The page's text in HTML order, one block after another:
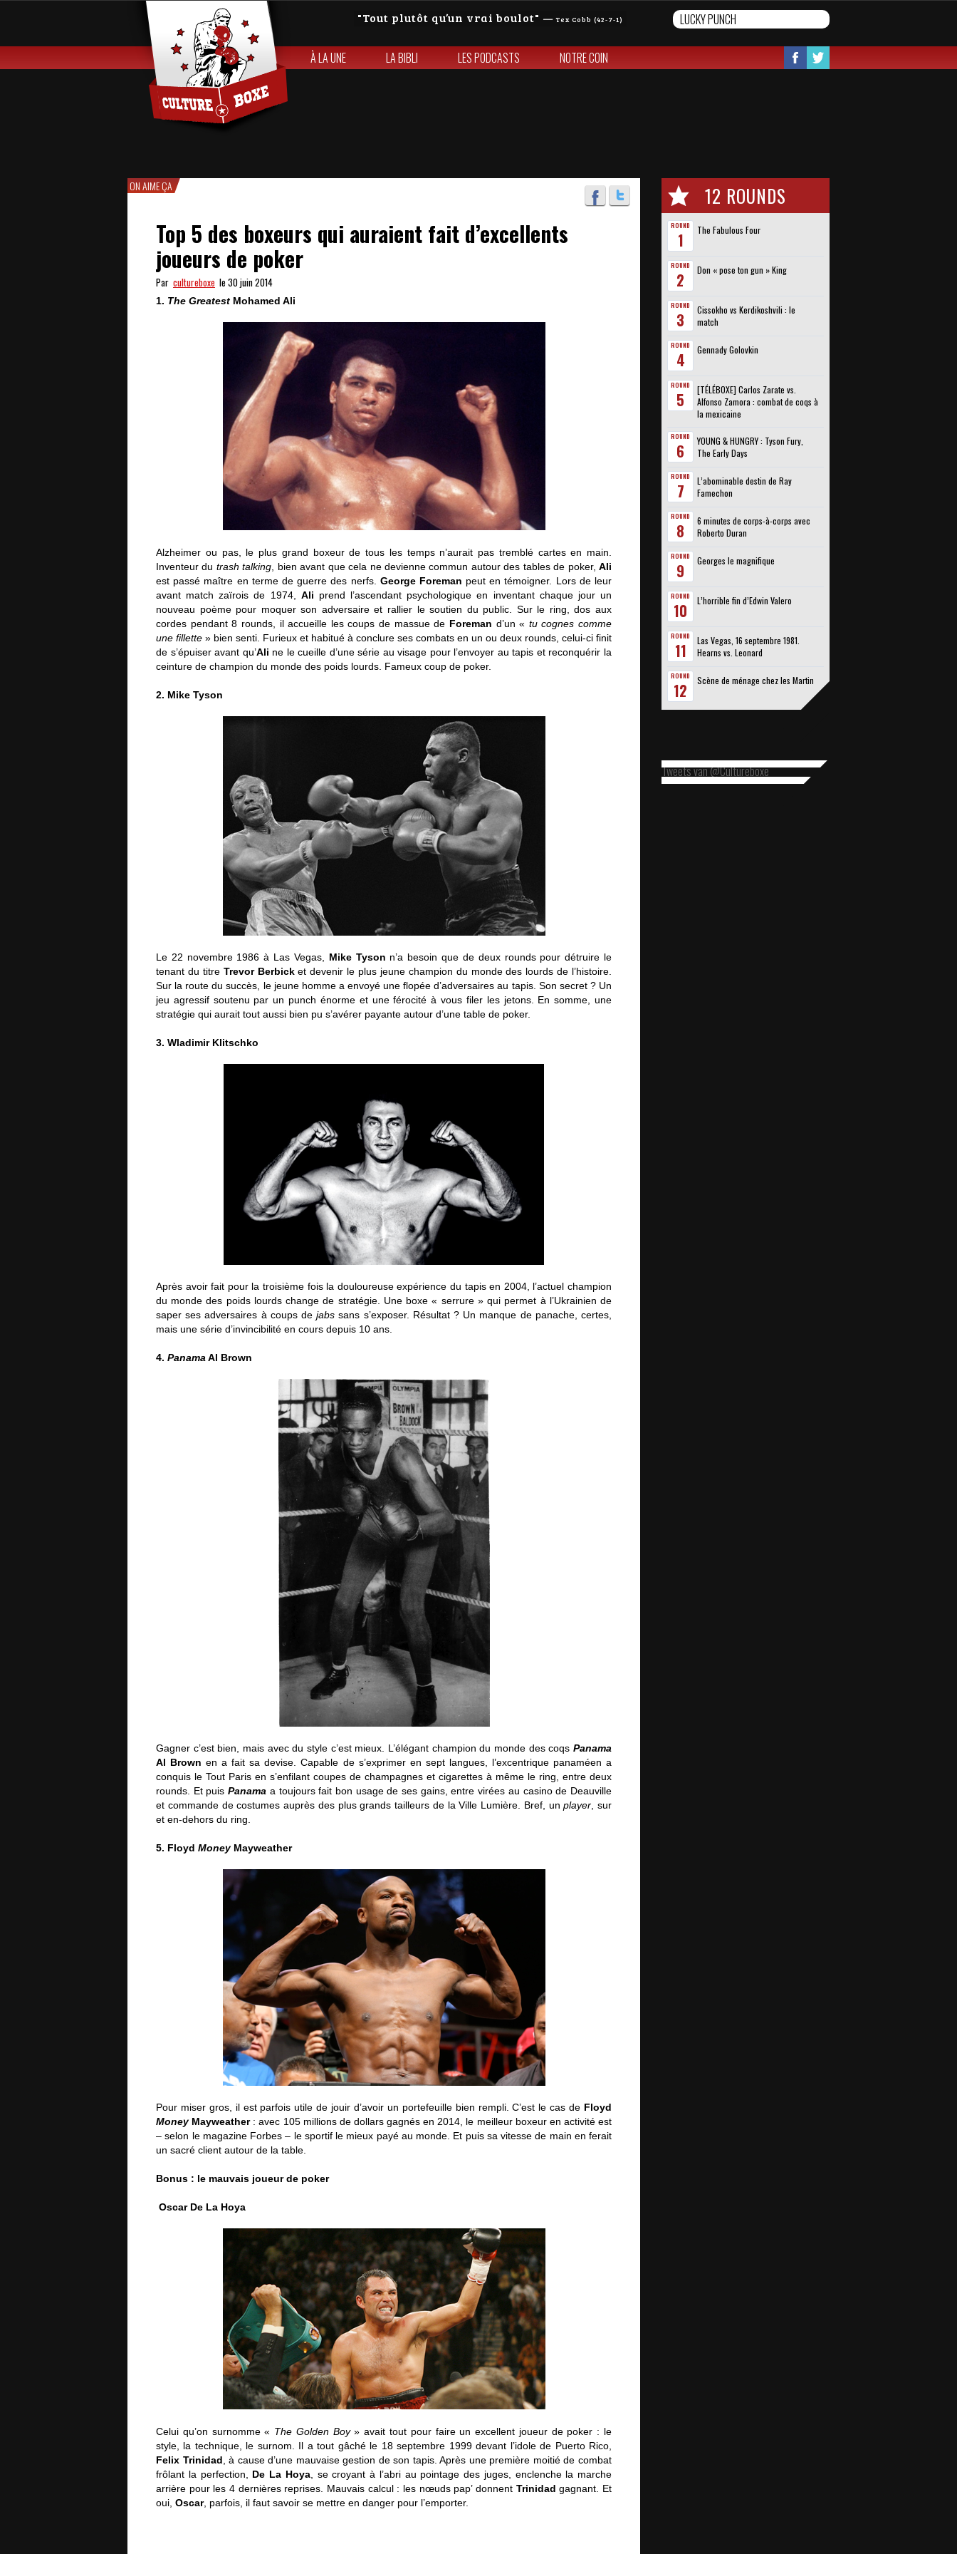
Tout plutôt qu’un vrai boulot — Tex Cobb (42-7-1)
À LA UNE LA BIBLI LES PODCASTS NOTRE COIN
12 ROUNDS
ROUND
1 The Fabulous Four
ROUND
2 Don « pose ton gun » King
ROUND
3
Cissokho vs Kerdikoshvili : le
match
ROUND
4 Gennady Golovkin
ROUND
5
[TÉLÉBOXE] Carlos Zarate vs.
Alfonso Zamora : combat de coqs à
la mexicaine
ROUND
6
YOUNG & HUNGRY : Tyson Fury,
The Early Days
ROUND
7
L’abominable destin de Ray
Famechon
ROUND
8
6 minutes de corps-à-corps avec
Roberto Duran
ROUND
9 Georges le magnifique
ROUND
10 L’horrible fin d’Edwin Valero
ROUND
11
Las Vegas, 16 septembre 1981.
Hearns vs. Leonard
ROUND
12 Scène de ménage chez les Martin
Tweets van @Cultureboxe
ON AIME ÇA
Top 5 des boxeurs qui auraient fait d’excellents
joueurs de poker
Par cultureboxe le 30 juin 2014
1. The Greatest Mohamed Ali
Alzheimer ou pas, le plus grand boxeur de tous les temps n’aurait pas tremblé cartes en main.
Inventeur du trash talking , bien avant que cela ne devienne commun autour des tables de poker, Ali
est passé maître en terme de guerre des nerfs. George Foreman peut en témoigner. Lors de leur
avant match zaïrois de 1974, Ali prend l’ascendant psychologique en inventant chaque jour un
nouveau poème pour moquer son adversaire et rallier le soutien du public. Sur le ring, dos aux
cordes pendant 8 rounds, il accueille les coups de massue de Foreman d’un « tu cognes comme
une fillette » bien senti. Furieux et habitué à conclure ses combats en un ou deux rounds, celui-ci finit
de s’épuiser avant qu’Ali ne le cueille d’une série au visage pour l’envoyer au tapis et reconquérir la
ceinture de champion du monde des poids lourds. Fameux coup de poker.
2. Mike Tyson
Le 22 novembre 1986 à Las Vegas, Mike Tyson n’a besoin que de deux rounds pour détruire le
tenant du titre Trevor Berbicket devenir le plus jeune champion du monde des lourds de l’histoire.
Sur la route du succès, le jeune homme a envoyé une flopée d’adversaires au tapis. Son secret ? Un
jeu agressif soutenu par un punch énorme et une férocité à vous filer les jetons. En somme, une
stratégie qui aurait tout aussi bien pu s’avérer payante autour d’une table de poker.
3. Wladimir Klitschko
Après avoir fait pour la troisième fois la douloureuse expérience du tapis en 2004, l’actuel champion
du monde des poids lourds change de stratégie. Une boxe « serrure » qui permet à l’Ukrainien de
saper ses adversaires à coups dejabs sans s’exposer. Résultat ? Un manque de panache, certes,
mais une série d’invincibilité en cours depuis 10 ans.
4. Panama Al Brown
Gagner c’est bien, mais avec du style c’est mieux. L’élégant champion du monde des coqs Panama
Al Brown en a fait sa devise. Capable de s’exprimer en sept langues, l’excentrique panaméen a
conquis le Tout Paris en s’enfilant coupes de champagnes et cigarettes à même le ring, entre deux
rounds. Et puisPanama a toujours fait bon usage de ses gains, entre virées au casino de Deauville
et commande de costumes auprès des plus grands tailleurs de la Ville Lumière. Bref, unplayer , sur
et en-dehors du ring.
5. Floyd MoneyMayweather
Pour miser gros, il est parfois utile de jouir d’avoir un portefeuille bien rempli. C’est le cas de Floyd
MoneyMayweather: avec 105 millions de dollars gagnés en 2014, le meilleur boxeur en activité est
– selon le magazine Forbes – le sportif le mieux payé au monde. Et puis sa vitesse de main en ferait
un sacré client autour de la table.
Bonus : le mauvais joueur de poker
Oscar De La Hoya
Celui qu’on surnomme « The Golden Boy» avait tout pour faire un excellent joueur de poker : le
style, la technique, le surnom. Il a tout gâché le 18 septembre 1999 devant l’idole de Puerto Rico,
Felix Trinidad , à cause d’une mauvaise gestion de son tapis. Après une première moitié de combat
frôlant la perfection, De La Hoya, se croyant à l’abri au pointage des juges, enclenche la marche
arrière pour les 4 dernières reprises. Mauvais calcul : les nœuds pap’ donnent Trinidad gagnant. Et
oui, Oscar, parfois, il faut savoir se mettre en danger pour l’emporter.